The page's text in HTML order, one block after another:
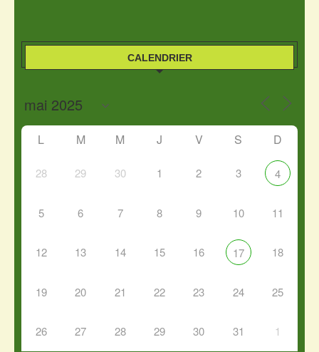
CALENDRIER
L M M J V S D
28 29 30 1 2 3 4
5 6 7 8 9 10 11
12 13 14 15 16 17 18
19 20 21 22 23 24 25
26 27 28 29 30 31 1